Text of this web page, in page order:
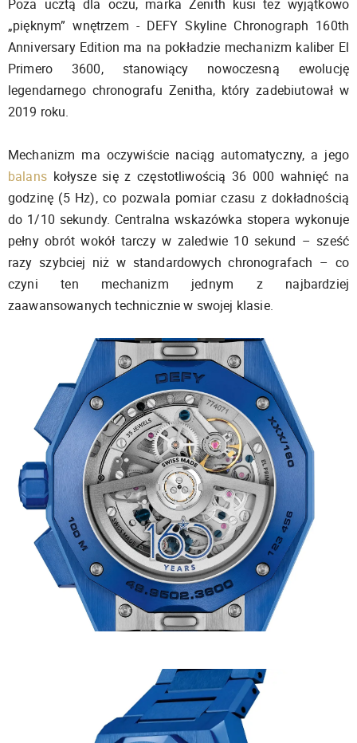
Poza ucztą dla oczu, marka Zenith kusi też wyjątkowo
„pięknym” wnętrzem - DEFY Skyline Chronograph 160th
Anniversary Edition ma na pokładzie mechanizm kaliber El
Primero 3600, stanowiący nowoczesną ewolucję
legendarnego chronografu Zenitha, który zadebiutował w
2019 roku.
Mechanizm ma oczywiście naciąg automatyczny, a jego
balanskołysze się z częstotliwością 36 000 wahnięć na
godzinę (5 Hz), co pozwala pomiar czasu z dokładnością
do 1/10 sekundy. Centralna wskazówka stopera wykonuje
pełny obrót wokół tarczy w zaledwie 10 sekund – sześć
razy szybciej niż w standardowych chronografach – co
czyni ten mechanizm jednym z najbardziej
zaawansowanych technicznie w swojej klasie.